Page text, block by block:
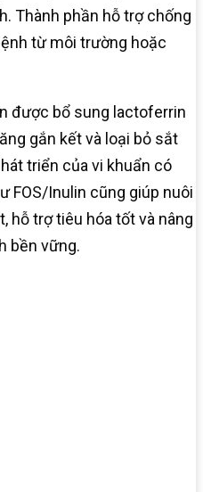
Thành phần hỗ trợ chống
từ môi trường hoặc
được bổ sung lactoferrin
gắn kết và loại bỏ sắt
triển của vi khuẩn có
FOS/Inulin cũng giúp nuôi
hỗ trợ tiêu hóa tốt và nâng
bền vững.